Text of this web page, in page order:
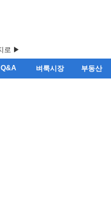
로 ▶
Q&A 벼룩시장 부동산